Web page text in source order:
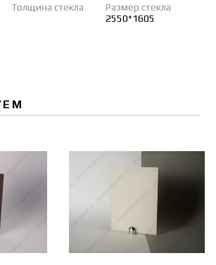
Толщина стекла
Размер стекла
2550*1605